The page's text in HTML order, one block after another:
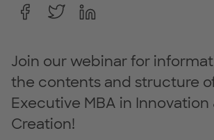
Join our webinar for
the contents and structure
Executive MBA in Innovation
Creation!